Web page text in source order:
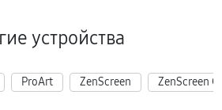
устройства
ProArt ZenScreen ZenScreen